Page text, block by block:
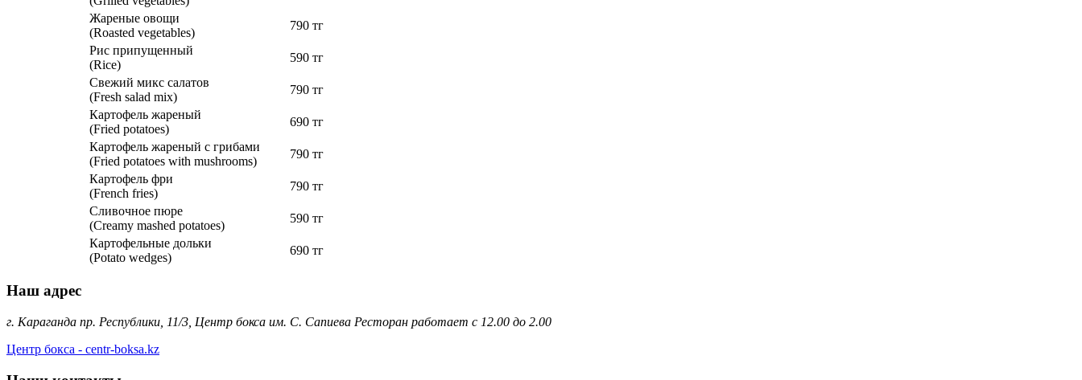
Жареные овощи
(Roasted vegetables)
790 тг
Рис припущенный
(Rice)
590 тг
Свежий микс салатов
(Fresh salad mix)
790 тг
Картофель жареный
(Fried potatoes)
690 тг
Картофель жареный с грибами
(Fried potatoes with mushrooms)
790 тг
Картофель фри
(French fries)
790 тг
Сливочное пюре
(Creamy mashed potatoes)
590 тг
Картофельные дольки
(Potato wedges)
690 тг
Наш адрес
г. Караганда пр. Республики, 11/3, Центр бокса им. С. Сапиева Ресторан работает с 12.00 до 2.00
Центр бокса - centr-boksa.kz